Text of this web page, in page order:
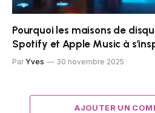
Pourquoi les maisons de
Spotify et Apple Music à
Par Yves 30 novembre 2025
AJOUTER UN